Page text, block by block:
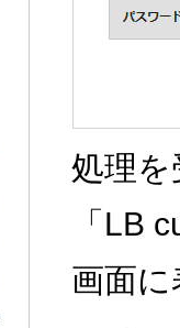
処理
「LB
画面